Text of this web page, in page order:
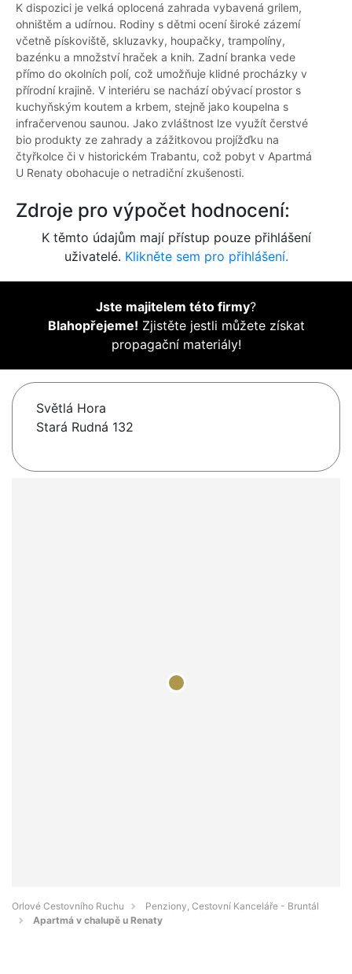
K dispozici je velká oplocená zahrada vybavená grilem,
ohništěm a udírnou. Rodiny s dětmi ocení široké zázemí
včetně pískoviště, skluzavky, houpačky, trampolíny,
bazénku a množství hraček a knih. Zadní branka vede
přímo do okolních polí, což umožňuje klidné procházky v
přírodní krajině. V interiéru se nachází obývací prostor s
kuchyňským koutem a krbem, stejně jako koupelna s
infračervenou saunou. Jako zvláštnost lze využít čerstvé
bio produkty ze zahrady a zážitkovou projížďku na
čtyřkolce či v historickém Trabantu, což pobyt v Apartmá
U Renaty obohacuje o netradiční zkušenosti.
Zdroje pro výpočet hodnocení:
K těmto údajům mají přístup pouze přihlášení
uživatelé. Klikněte sem pro přihlášení.
Jste majitelem této firmy?
Blahopřejeme! Zjistěte jestli můžete získat
propagační materiály!
Světlá Hora
Stará Rudná 132
Orlové Cestovního Ruchu
Penziony, Cestovní Kanceláře - Bruntál
Apartmá v chalupě u Renaty